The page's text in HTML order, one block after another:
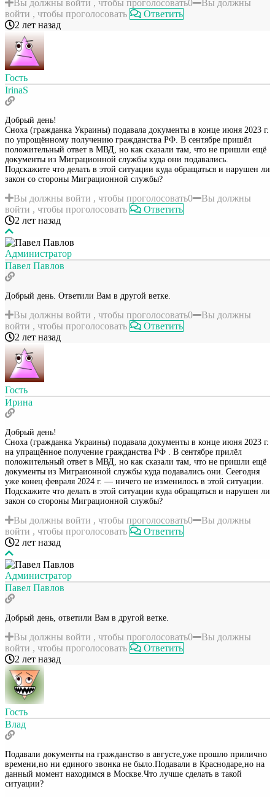
Вы должны войти , чтобы проголосовать0
Вы должны
войти , чтобы проголосовать
Ответить
2 лет назад
Гость
IrinaS
Добрый день!
Сноха (гражданка Украины) подавала документы в конце июня 2023 г.
по упрощённому получению гражданства РФ. В сентябре пришёл
положительный ответ в МВД, но как сказали там, что не пришли ещё
документы из Миграционной службы куда они подавались.
Подскажите что делать в этой ситуации куда обращаться и нарушен ли
закон со стороны Миграционной службы?
Вы должны войти , чтобы проголосовать0
Вы должны
войти , чтобы проголосовать
Ответить
2 лет назад
Администратор
Павел Павлов
Добрый день. Ответили Вам в другой ветке.
Вы должны войти , чтобы проголосовать0
Вы должны
войти , чтобы проголосовать
Ответить
2 лет назад
Гость
Ирина
Добрый день!
Сноха (гражданка Украины) подавала документы в конце июня 2023 г.
на упращённое получение гражданства РФ . В сентябре прилёл
положительный ответ в МВД, но как сказали там, что не пришли ещё
документы из Миграионной службы куда подавались они. Сеегодня
уже конец февраля 2024 г. — ничего не изменилось в этой ситуации.
Подскажите что делать в этой ситуации куда обращаться и нарушен ли
закон со стороны Миграционной службы?
Вы должны войти , чтобы проголосовать0
Вы должны
войти , чтобы проголосовать
Ответить
2 лет назад
Администратор
Павел Павлов
Добрый день, ответили Вам в другой ветке.
Вы должны войти , чтобы проголосовать0
Вы должны
войти , чтобы проголосовать
Ответить
2 лет назад
Гость
Влад
Подавали документы на гражданство в августе,уже прошло прилично
времени,но ни единого звонка не было.Подавали в Краснодаре,но на
данный момент находимся в Москве.Что лучше сделать в такой
ситуации?